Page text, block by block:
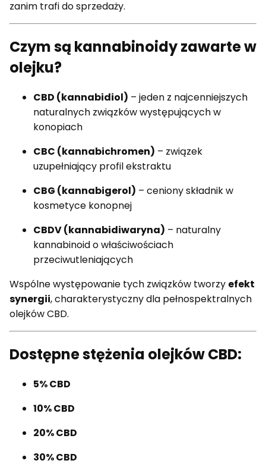
zanim trafi do sprzedaży.
Czym są kannabinoidy zawarte w
olejku?
CBD (kannabidiol) – jeden z najcenniejszych
naturalnych związków występujących w
konopiach
CBC (kannabichromen) – związek
uzupełniający profil ekstraktu
CBG (kannabigerol) – ceniony składnik w
kosmetyce konopnej
CBDV (kannabidiwaryna) – naturalny
kannabinoid o właściwościach
przeciwutleniających
Wspólne występowanie tych związków tworzy efekt
synergii, charakterystyczny dla pełnospektralnych
olejków CBD.
Dostępne stężenia olejków CBD:
5% CBD
10% CBD
20% CBD
30% CBD